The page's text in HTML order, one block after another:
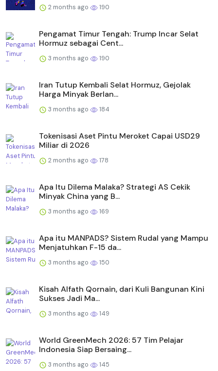
2 months ago 190
Pengamat Timur Tengah: Trump Incar Selat
Hormuz sebagai Cent...
3 months ago 190
Iran Tutup Kembali Selat Hormuz, Gejolak
Harga Minyak Berlan...
3 months ago 184
Tokenisasi Aset Pintu Meroket Capai USD29
Miliar di 2026
2 months ago 178
Apa Itu Dilema Malaka? Strategi AS Cekik
Minyak China yang B...
3 months ago 169
Apa itu MANPADS? Sistem Rudal yang Mampu
Menjatuhkan F-15 da...
3 months ago 150
Kisah Alfath Qornain, dari Kuli Bangunan Kini
Sukses Jadi Ma...
3 months ago 149
World GreenMech 2026: 57 Tim Pelajar
Indonesia Siap Bersaing...
3 months ago 145